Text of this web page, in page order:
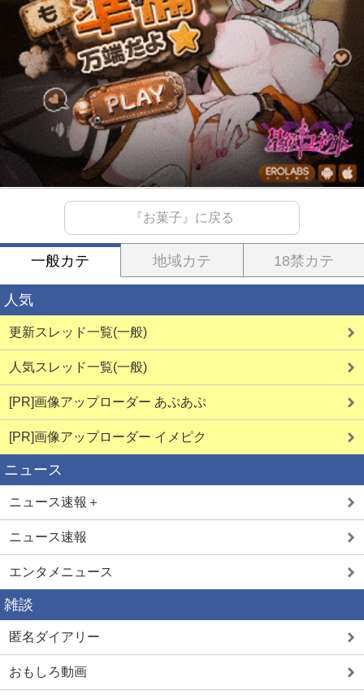
『お菓子』に戻る
一般カテ 地域カテ 18禁カテ
人気
更新スレッド一覧(一般)
人気スレッド一覧(一般)
[PR]画像アップローダー あぷあぷ
[PR]画像アップローダー イメピク
ニュース
ニュース速報＋
ニュース速報
エンタメニュース
雑談
匿名ダイアリー
おもしろ動画